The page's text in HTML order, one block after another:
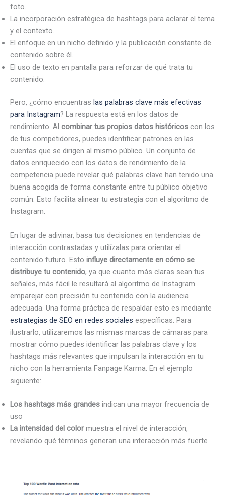
foto.
La incorporación estratégica de hashtags para aclarar el tema
y el contexto.
El enfoque en un nicho definido y la publicación constante de
contenido sobre él.
El uso de texto en pantalla para reforzar de qué trata tu
contenido.
Pero, ¿cómo encuentras las palabras clave más efectivas
para Instagram? La respuesta está en los datos de
rendimiento. Al combinar tus propios datos históricos con los
de tus competidores, puedes identificar patrones en las
cuentas que se dirigen al mismo público. Un conjunto de
datos enriquecido con los datos de rendimiento de la
competencia puede revelar qué palabras clave han tenido una
buena acogida de forma constante entre tu público objetivo
común. Esto facilita alinear tu estrategia con el algoritmo de
Instagram.
En lugar de adivinar, basa tus decisiones en tendencias de
interacción contrastadas y utilízalas para orientar el
contenido futuro. Esto influye directamente en cómo se
distribuye tu contenido, ya que cuanto más claras sean tus
señales, más fácil le resultará al algoritmo de Instagram
emparejar con precisión tu contenido con la audiencia
adecuada. Una forma práctica de respaldar esto es mediante
estrategias de SEO en redes sociales específicas. Para
ilustrarlo, utilizaremos las mismas marcas de cámaras para
mostrar cómo puedes identificar las palabras clave y los
hashtags más relevantes que impulsan la interacción en tu
nicho con la herramienta Fanpage Karma. En el ejemplo
siguiente:
Los hashtags más grandes indican una mayor frecuencia de
uso
La intensidad del color muestra el nivel de interacción,
revelando qué términos generan una interacción más fuerte